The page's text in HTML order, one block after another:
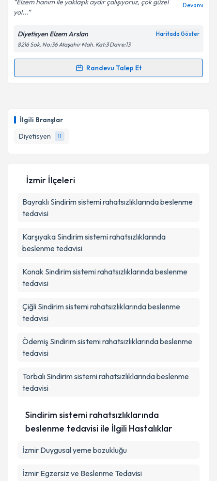
İlgili Branşlar
Diyetisyen
11
Kişisel verilerimin işlenmesine ilişkin
Aydınlatma
Metni'ni okudum ve kişisel verilerimin belirtilen
kapsamda işlenmesini kabul ediyorum.
Elzem hanım ile yaklaşık aydır çalışıyoruz, çok güzel
yol...
Devamı
Diyetisyen Elzem Arslan Haritada Göster
8216 Sok. No:36 Ataşahir Mah. Kat:3 Daire:13
Randevu Talep Et
Randevu Takvimi Talebi
takvim hazırlandığında e-posta ile bilgilendireceğiz.
E-posta Adresiniz
Metni'ni okudum ve kişisel verilerimin belirtilen
kapsamda işlenmesini kabul ediyorum.
Takvim Talebini Gönder
İzmir İlçeleri
Bayraklı Sindirim sistemi rahatsızlıklarında beslenme
tedavisi
Karşıyaka Sindirim sistemi rahatsızlıklarında
beslenme tedavisi
Konak Sindirim sistemi rahatsızlıklarında beslenme
tedavisi
Çiğli Sindirim sistemi rahatsızlıklarında beslenme
tedavisi
Ödemiş Sindirim sistemi rahatsızlıklarında beslenme
tedavisi
Torbalı Sindirim sistemi rahatsızlıklarında beslenme
tedavisi
Sindirim sistemi rahatsızlıklarında
beslenme tedavisi ile İlgili Hastalıklar
İzmir Duygusal yeme bozukluğu
İzmir Egzersiz ve Beslenme Tedavisi